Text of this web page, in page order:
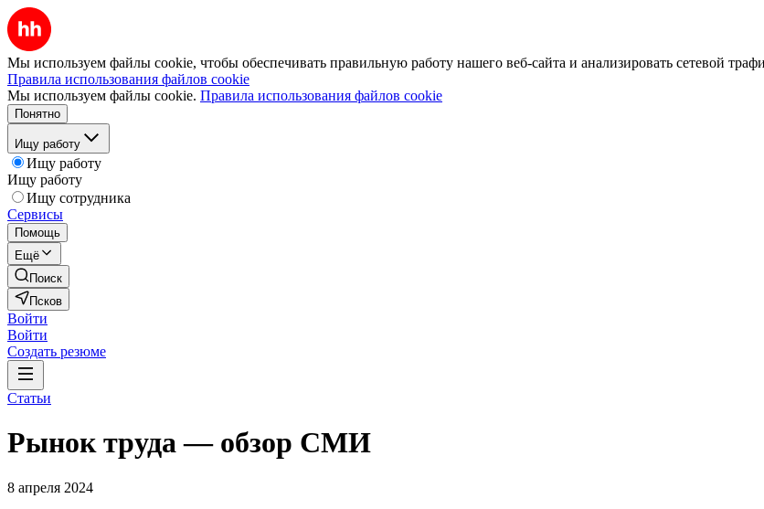
Мы используем файлы cookie, чтобы обеспечивать правильную работу нашего веб-сайта и анализировать сетевой
Правила использования файлов cookie
Мы используем файлы cookie. Правила использования файлов cookie
Понятно
Ищу работу
Ищу работу
Ищу работу
Ищу сотрудника
Сервисы
Помощь
Ещё
Поиск
Псков
Войти
Войти
Создать резюме
Статьи
Рынок труда — обзор СМИ
8 апреля 2024